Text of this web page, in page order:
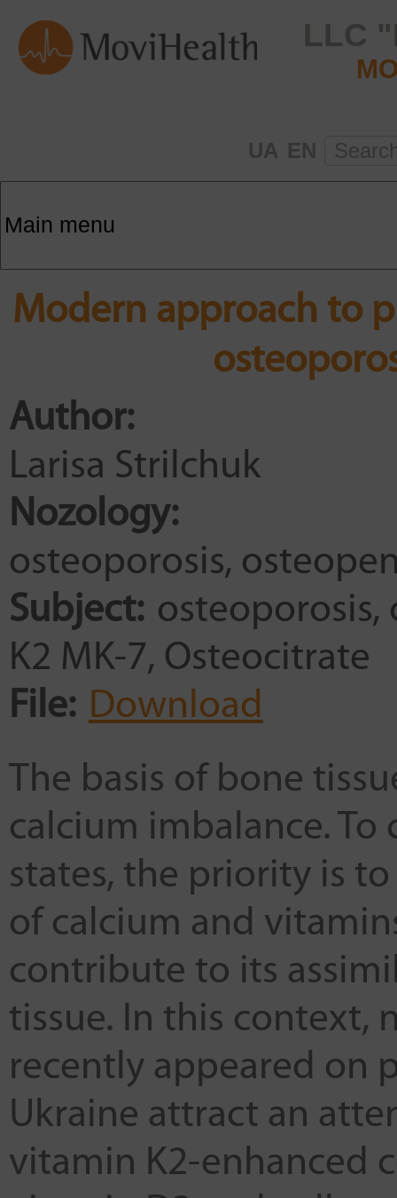
LLC
UA EN
Modern approach to
Author:
Larisa Strilchuk
Nozology:
osteoporosis
Subject: osteoporosis
K2 MK-7 Osteocitrate
File: Download
The basis of bone
calcium imbalance.
states, the priority is
of calcium and
contribute to its
tissue. In this context,
recently appeared on
Ukraine attract an
vitamin K2-enhanced